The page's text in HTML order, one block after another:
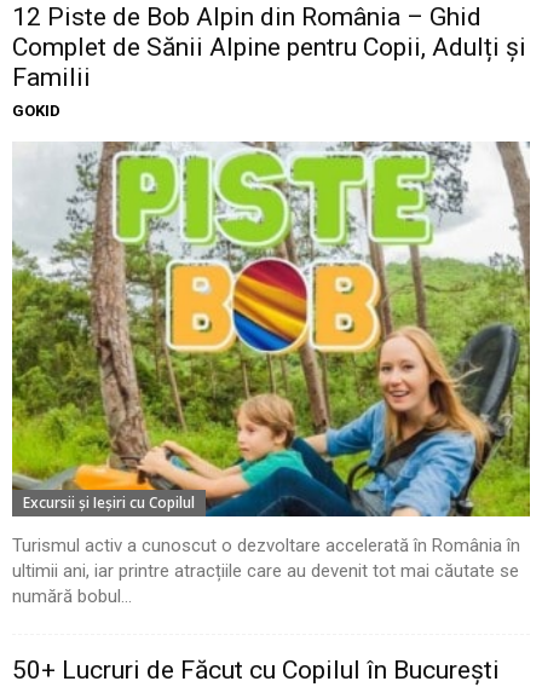
12 Piste de Bob Alpin din România – Ghid
Complet de Sănii Alpine pentru Copii, Adulți și
Familii
GOKID
Excursii şi Ieşiri cu Copilul
Turismul activ a cunoscut o dezvoltare accelerată în România în
ultimii ani, iar printre atracțiile care au devenit tot mai căutate se
numără bobul...
50+ Lucruri de Făcut cu Copilul în București